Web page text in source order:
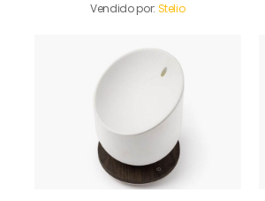
Vendido por: Stelio